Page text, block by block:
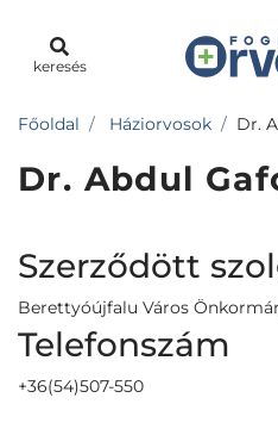
keresés
Főoldal Háziorvosok Dr.
Dr. Abdul
Szerződött
Berettyóújfalu Város
Telefonszám
+36(54)507-550